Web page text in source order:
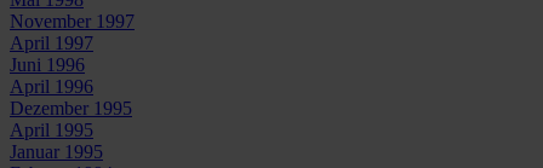
November 1997
April 1997
Juni 1996
April 1996
Dezember 1995
April 1995
Januar 1995